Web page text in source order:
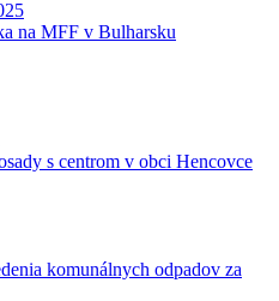
na MFF v Bulharsku
s centrom v obci Hencovce
komunálnych odpadov za